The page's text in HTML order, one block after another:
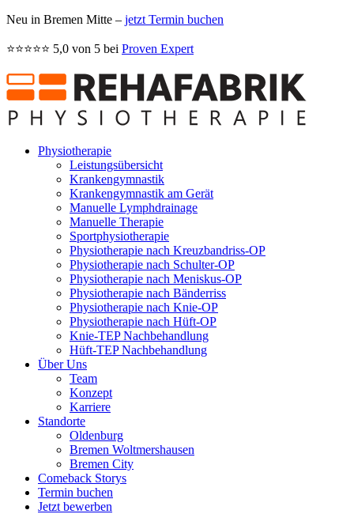
Neu in Bremen Mitte – jetzt Termin buchen
⭐️⭐️⭐️⭐️⭐️ 5,0 von 5 bei Proven Expert
Physiotherapie
Leistungsübersicht
Kranken­gymnastik
Kranken­gymnastik am Gerät
Manuelle Lymph­drainage
Manuelle Therapie
Sportphysio­therapie
Physio­therapie nach Kreuz­bandriss-OP
Physiotherapie nach Schulter-OP
Physiotherapie nach Meniskus-OP
Physiotherapie nach Bänderriss
Physiotherapie nach Knie-OP
Physiotherapie nach Hüft-OP
Knie-TEP Nach­behandlung
Hüft-TEP Nach­behandlung
Über Uns
Team
Konzept
Karriere
Standorte
Oldenburg
Bremen Woltmershausen
Bremen City
Comeback Storys
Termin buchen
Jetzt bewerben